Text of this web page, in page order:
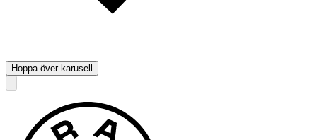
Hoppa över karusell